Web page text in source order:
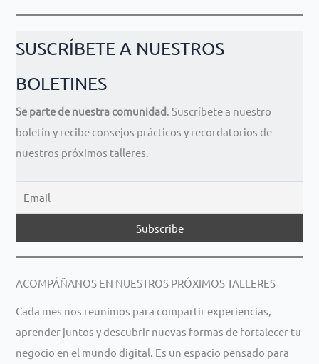
SUSCRÍBETE A NUESTROS
BOLETINES
Se parte de nuestra comunidad. Suscríbete a nuestro
boletín y recibe consejos prácticos y recordatorios de
nuestros próximos talleres.
ACOMPÁÑANOS EN NUESTROS PRÓXIMOS TALLERES
Cada mes nos reunimos para compartir experiencias,
aprender juntos y descubrir nuevas formas de fortalecer tu
negocio en el mundo digital. Es un espacio pensado para